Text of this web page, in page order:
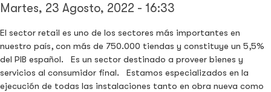
Martes, 23 Agosto, 2022 - 16:33
El sector retail es uno de los sectores más importantes en
nuestro país, con más de 750.000 tiendas y constituye un 5,5%
del PIB español. Es un sector destinado a proveer bienes y
servicios al consumidor final. Estamos especializados en la
ejecución de todas las instalaciones tanto en obra nueva como